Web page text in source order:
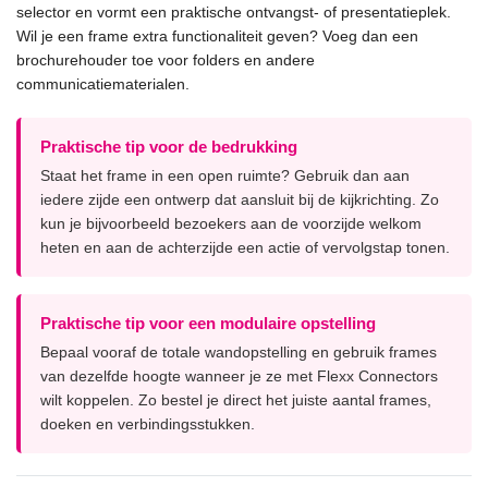
selector en vormt een praktische ontvangst- of presentatieplek.
Wil je een frame extra functionaliteit geven? Voeg dan een
brochurehouder toe voor folders en andere
communicatiematerialen.
Praktische tip voor de bedrukking
Staat het frame in een open ruimte? Gebruik dan aan
iedere zijde een ontwerp dat aansluit bij de kijkrichting. Zo
kun je bijvoorbeeld bezoekers aan de voorzijde welkom
heten en aan de achterzijde een actie of vervolgstap tonen.
Praktische tip voor een modulaire opstelling
Bepaal vooraf de totale wandopstelling en gebruik frames
van dezelfde hoogte wanneer je ze met Flexx Connectors
wilt koppelen. Zo bestel je direct het juiste aantal frames,
doeken en verbindingsstukken.